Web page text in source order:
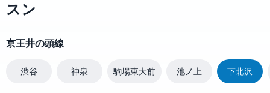
スン
京王井の頭線
渋谷 神泉 駒場東大前 池ノ上 下北沢